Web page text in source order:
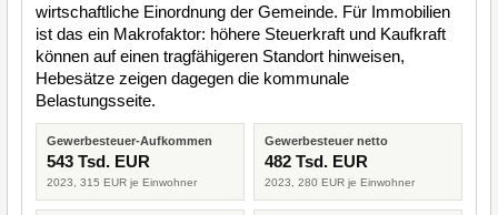
wirtschaftliche Einordnung der Gemeinde. Für Immobilien
ist das ein Makrofaktor: höhere Steuerkraft und Kaufkraft
können auf einen tragfähigeren Standort hinweisen,
Hebesätze zeigen dagegen die kommunale
Belastungsseite.
Gewerbesteuer-Aufkommen
543 Tsd. EUR
2023, 315 EUR je Einwohner
Gewerbesteuer netto
482 Tsd. EUR
2023, 280 EUR je Einwohner